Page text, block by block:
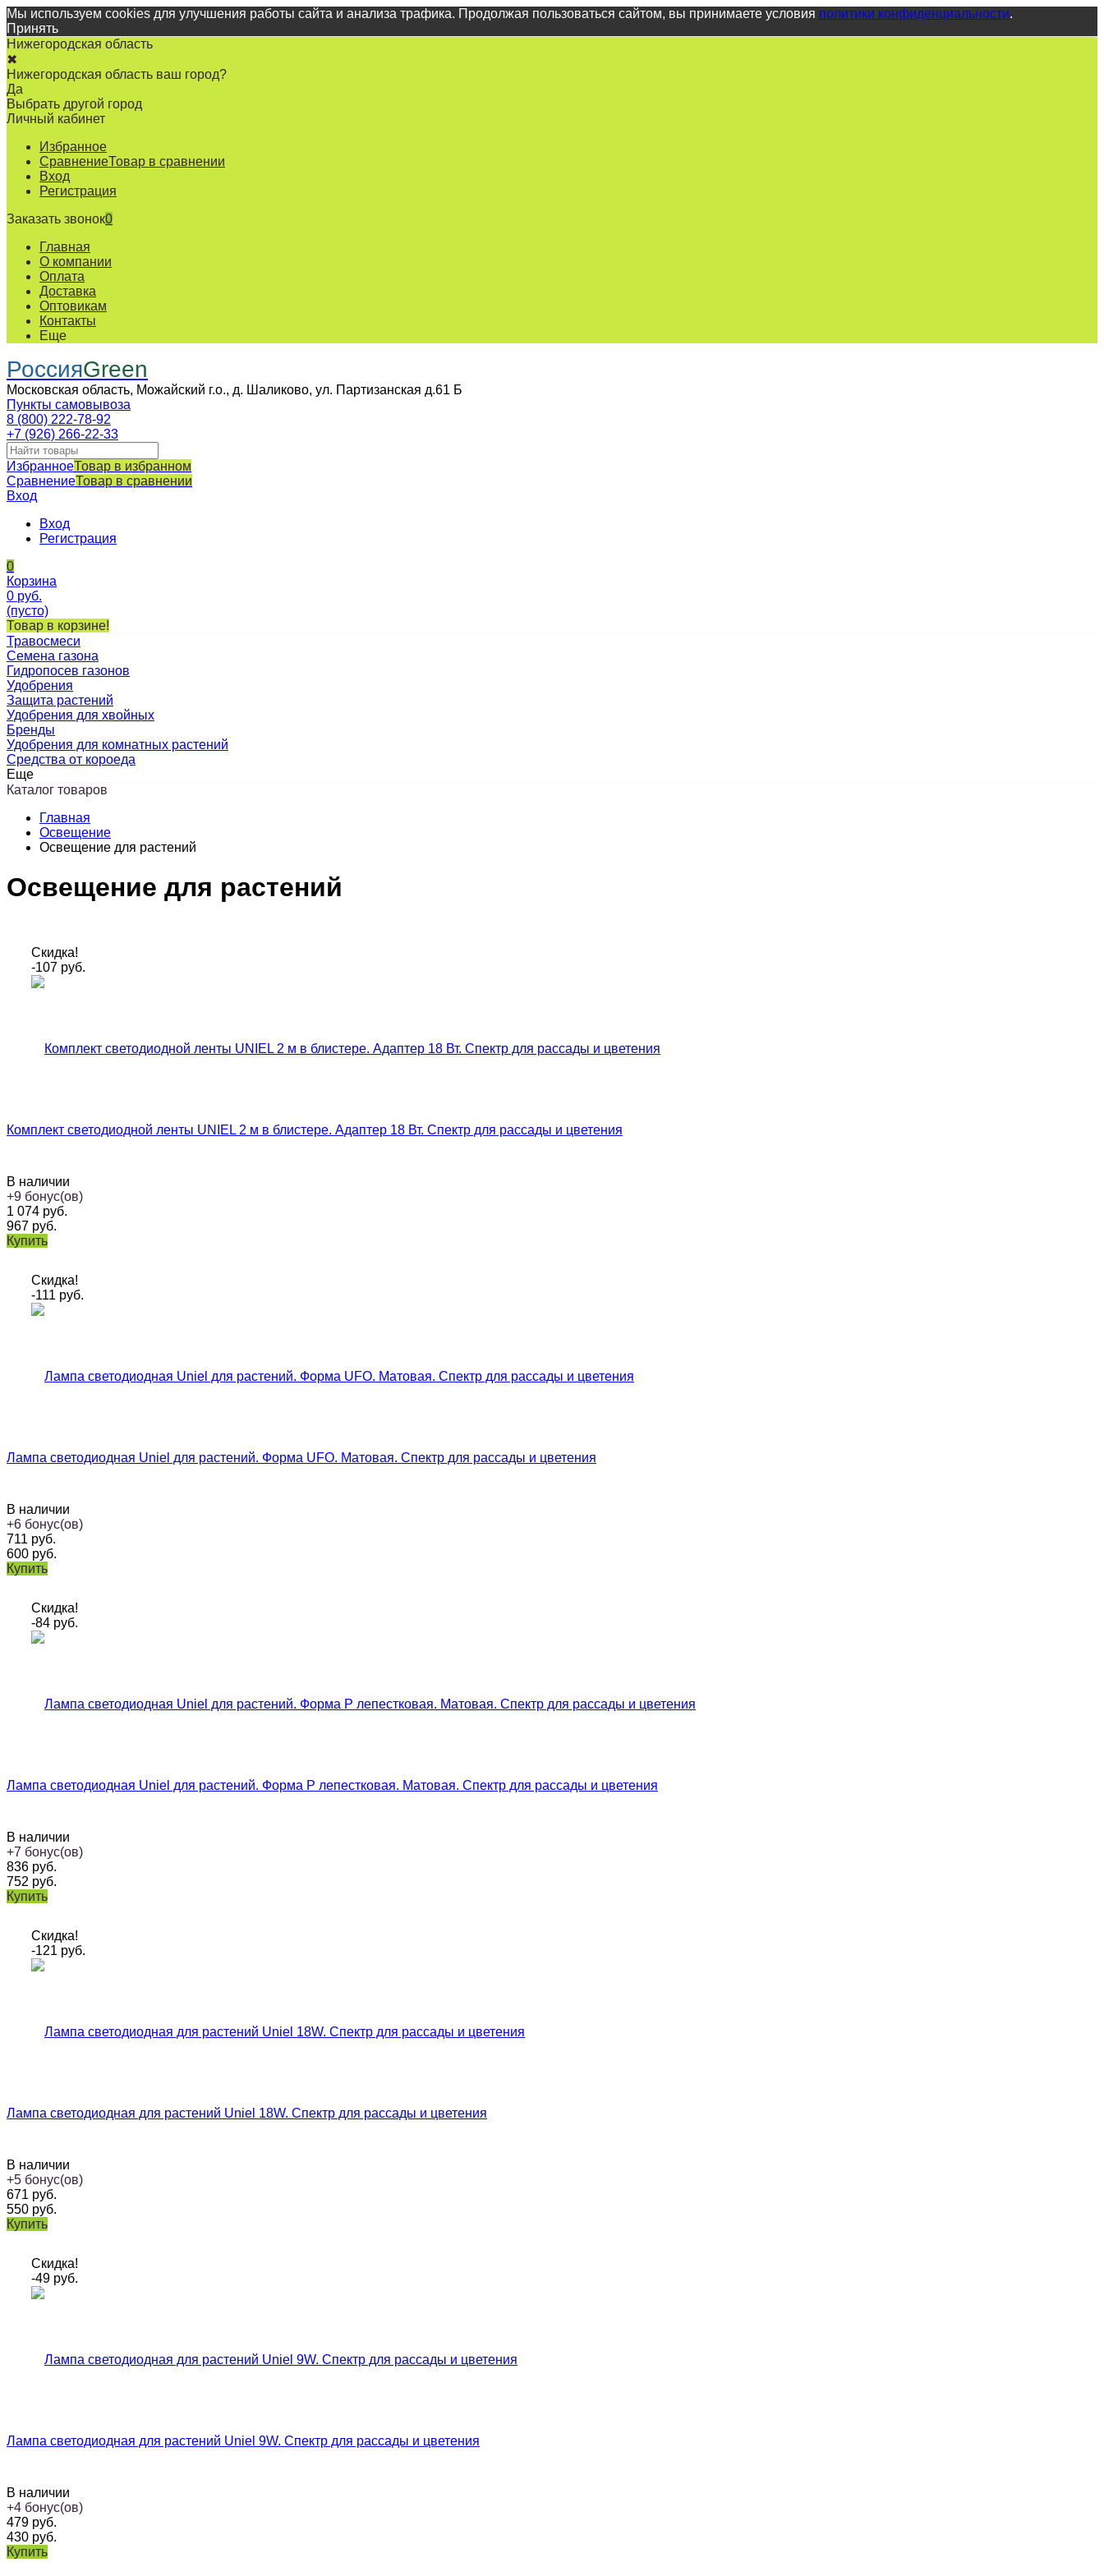
Мы используем cookies для улучшения работы сайта и анализа трафика. Продолжая пользоваться сайтом, вы принимаете условия политики конфиденциальности.
Принять
Нижегородская область
✖
Нижегородская область ваш город?
Да
Выбрать другой город
Личный кабинет
Избранное
СравнениеТовар в сравнении
Вход
Регистрация
Заказать звонок0
Главная
О компании
Оплата
Доставка
Оптовикам
Контакты
Еще
РоссияGreen
Московская область, Можайский г.о., д. Шаликово, ул. Партизанская д.61 Б
Пункты самовывоза
8 (800) 222-78-92
+7 (926) 266-22-33
ИзбранноеТовар в избранном
СравнениеТовар в сравнении
Вход
Вход
Регистрация
0
Корзина
0 руб.
(пусто)
Товар в корзине!
Травосмеси
Семена газона
Гидропосев газонов
Удобрения
Защита растений
Удобрения для хвойных
Бренды
Удобрения для комнатных растений
Средства от короеда
Еще
Каталог товаров
Главная
Освещение
Освещение для растений
Освещение для растений
Скидка!
-107 руб.
Комплект светодиодной ленты UNIEL 2 м в блистере. Адаптер 18 Вт. Спектр для рассады и цветения
В наличии
+9 бонус(ов)
1 074 руб.
967 руб.
Купить
Скидка!
-111 руб.
Лампа светодиодная Uniel для растений. Форма UFO. Матовая. Спектр для рассады и цветения
В наличии
+6 бонус(ов)
711 руб.
600 руб.
Купить
Скидка!
-84 руб.
Лампа светодиодная Uniel для растений. Форма Р лепестковая. Матовая. Спектр для рассады и цветения
В наличии
+7 бонус(ов)
836 руб.
752 руб.
Купить
Скидка!
-121 руб.
Лампа светодиодная для растений Uniel 18W. Спектр для рассады и цветения
В наличии
+5 бонус(ов)
671 руб.
550 руб.
Купить
Скидка!
-49 руб.
Лампа светодиодная для растений Uniel 9W. Спектр для рассады и цветения
В наличии
+4 бонус(ов)
479 руб.
430 руб.
Купить